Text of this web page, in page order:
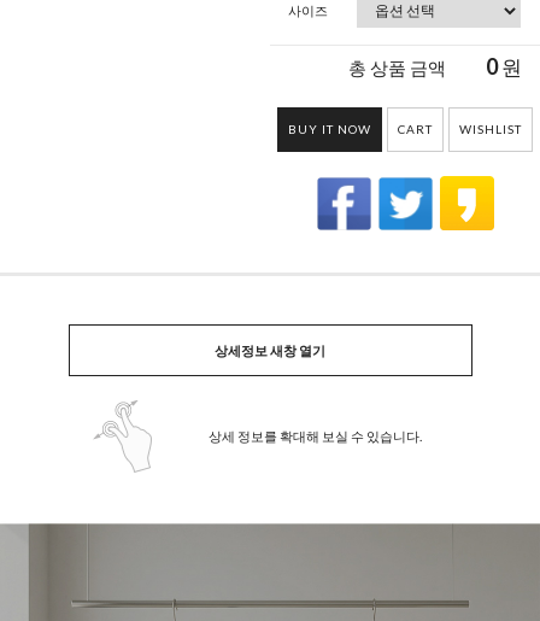
사이즈
총 상품 금액 0원
BUY IT NOW CART WISHLIST
상세정보 새창 열기
상세 정보를 확대해 보실 수 있습니다.